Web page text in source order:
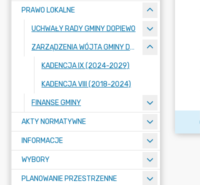
PRAWO LOKALNE
UCHWAŁY RADY GMINY DOPIEWO
ZARZĄDZENIA WÓJTA GMINY DOPIEWO
KADENCJA IX (2024-2029)
KADENCJA VIII (2018-2024)
FINANSE GMINY
AKTY NORMATYWNE
INFORMACJE
WYBORY
PLANOWANIE PRZESTRZENNE